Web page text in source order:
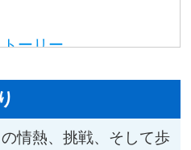
ーリー
情熱、挑戦、そして歩